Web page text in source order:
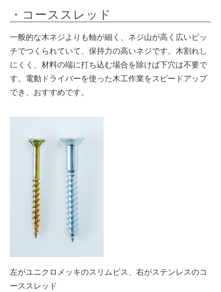
・コーススレッド
一般的な木ネジよりも軸が細く、ネジ山が高く広いピッ
チでつくられていて、保持力の高いネジです。木割れし
にくく、材料の端に打ち込む場合を除けば下穴は不要で
す。電動ドライバーを使った木工作業をスピードアップ
でき、おすすめです。
左がユニクロメッキのスリムビス、右がステンレスのコ
ーススレッド